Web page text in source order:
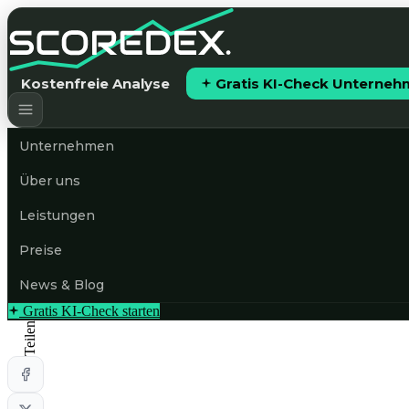
Kostenfreie Analyse Gratis KI-Check
Unternehmen
Über uns
Leistungen
Preise
News & Blog
Gratis KI-Check starten
Teilen